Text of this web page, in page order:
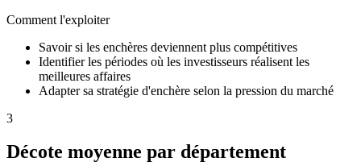
Comment l'exploiter
Savoir si les enchères deviennent plus compétitives
Identifier les périodes où les investisseurs réalisent les
meilleures affaires
Adapter sa stratégie d'enchère selon la pression du marché
3
Décote moyenne par département